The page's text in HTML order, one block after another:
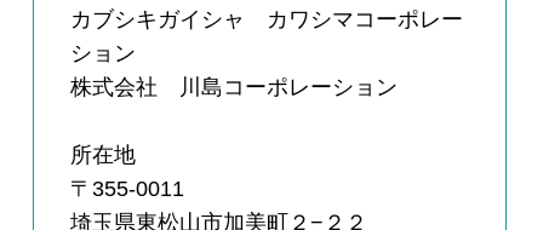
カブシキガイシャ カワシマコーポレー
ション
株式会社 川島コーポレーション
所在地
〒355-0011
埼玉県東松山市加美町２−２２